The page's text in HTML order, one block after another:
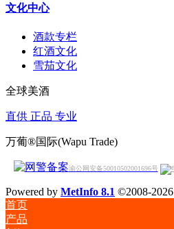
文化中心
酒款专栏
红酒文化
雪茄文化
全球美酒
直供 正品 专业
万葡®国际(Wapu Trade)
渝公网安备50010502001696号
Powered by MetInfo 8.1 ©2008-2026
首页
产品